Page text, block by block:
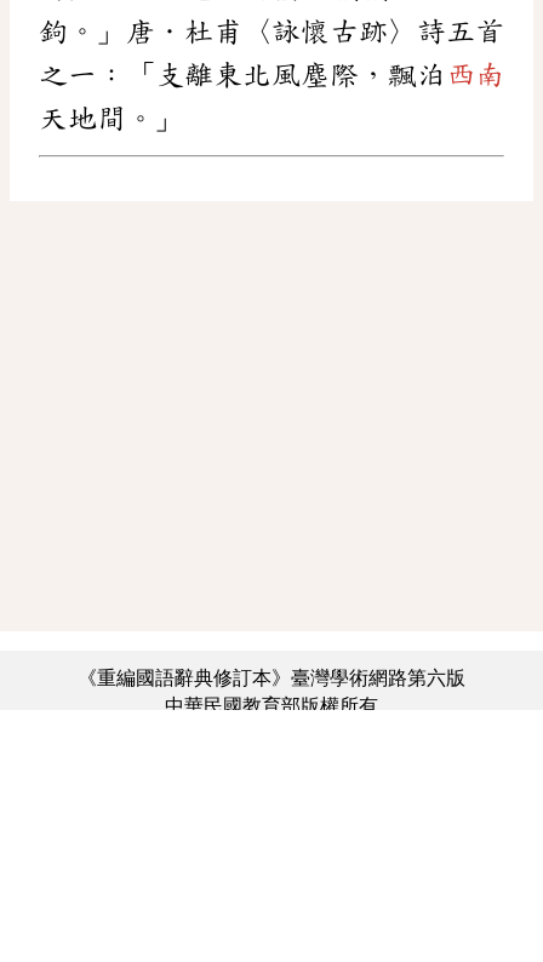
鉤。」唐．杜甫〈詠懷古跡〉詩五首
之一：「支離東北風塵際，飄泊 西南
天地間。」
《重編國語辭典修訂本》臺灣學術網路第六版
中華民國教育部版權所有